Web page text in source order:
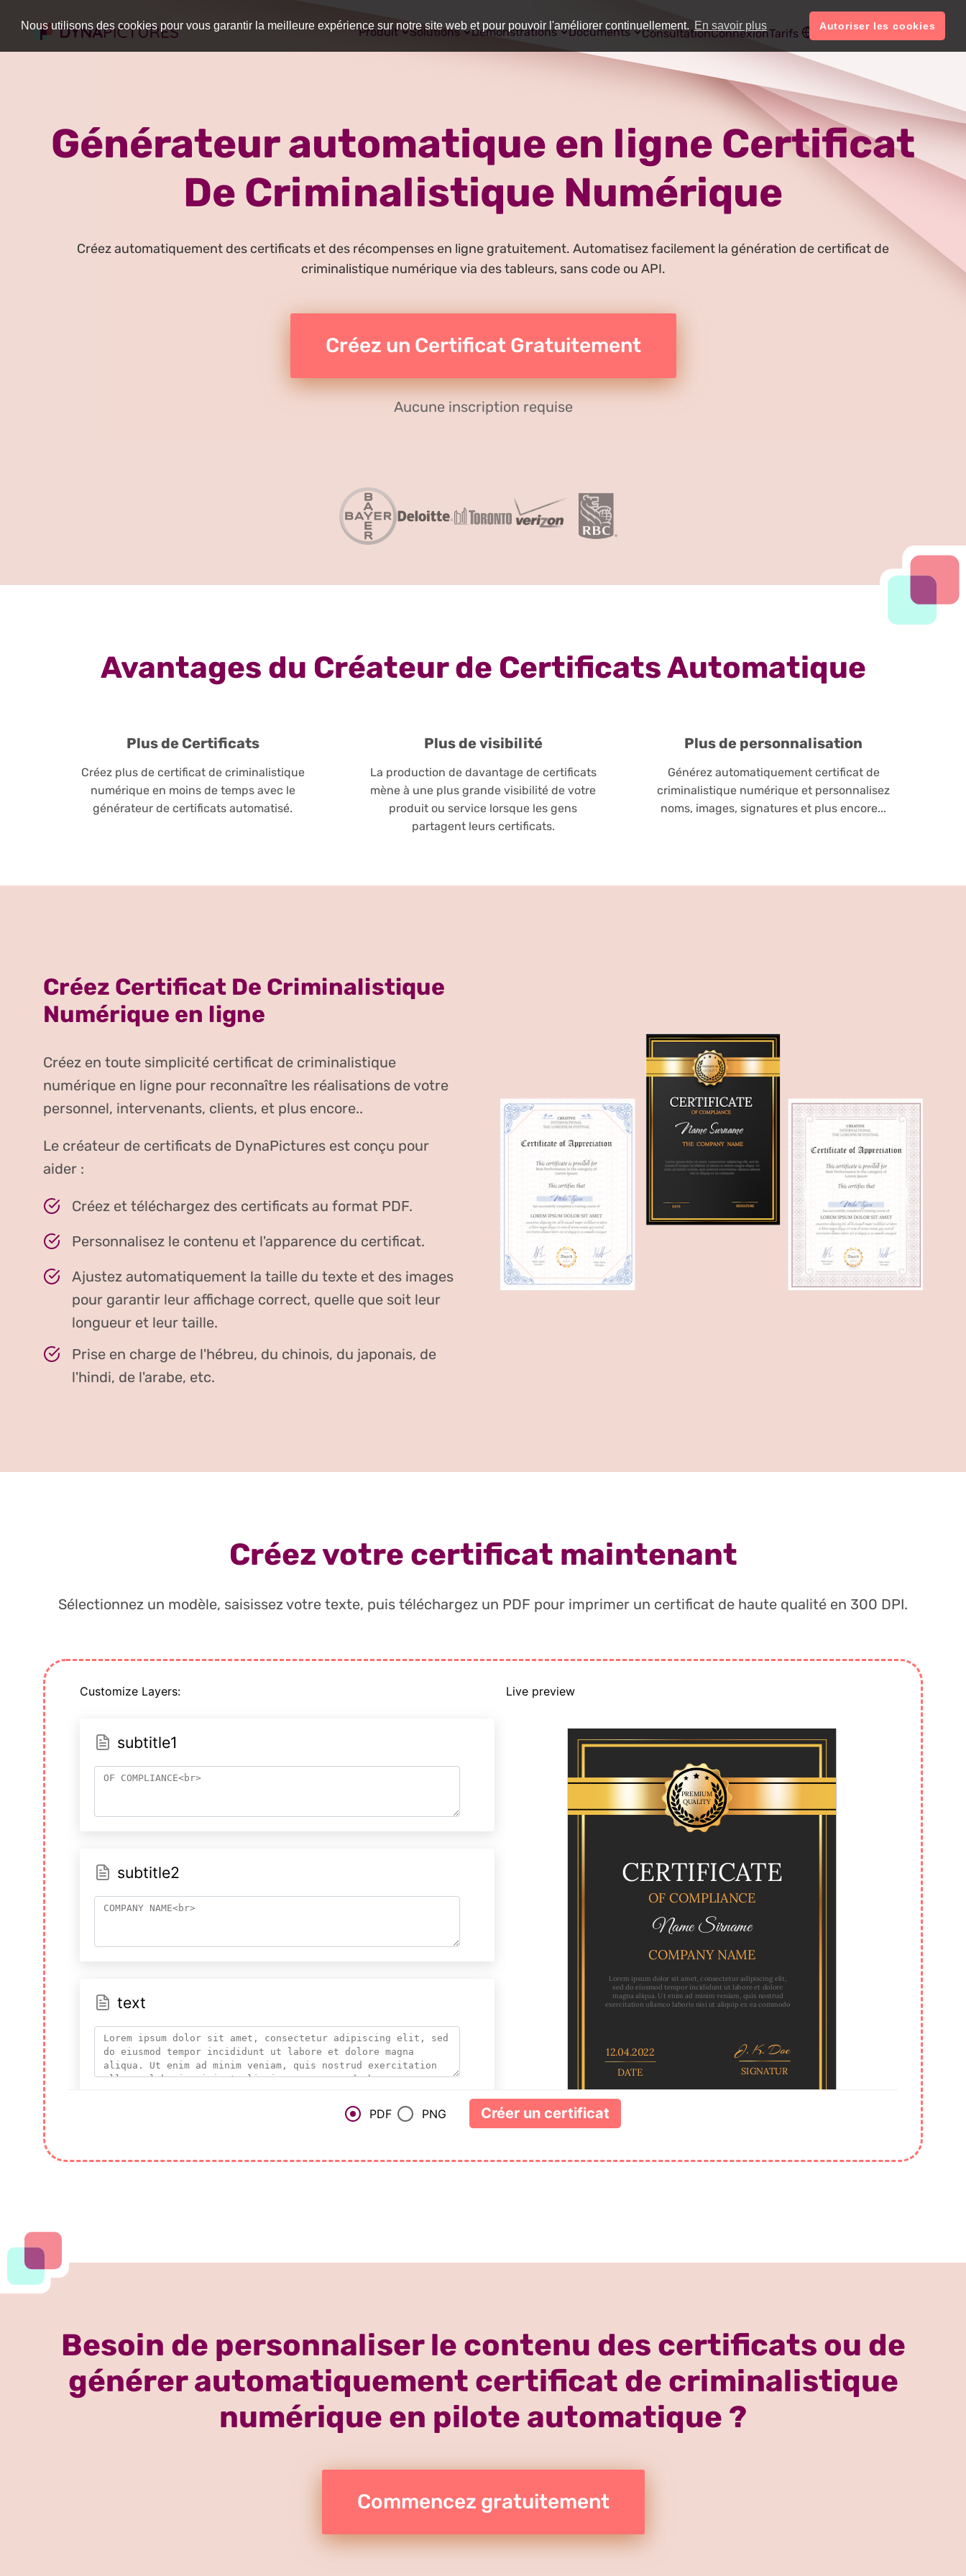
Nous utilisons des cookies pour vous garantir la meilleure expérience sur notre site web et pour pouvoir l'améliorer continuellement. En savoir plus Autoriser les cookies
Produit Solutions Démonstrations Documents ConsultationConnexionTarifs Français Compte
Générateur automatique en ligne Certificat
De Criminalistique Numérique
Créez automatiquement des certificats et des récompenses en ligne gratuitement. Automatisez facilement la génération de certificat de
criminalistique numérique via des tableurs, sans code ou API.
Créez un Certificat Gratuitement
Aucune inscription requise
Avantages du Créateur de Certificats Automatique
Plus de Certificats
Créez plus de certificat de criminalistique
numérique en moins de temps avec le
générateur de certificats automatisé.
Plus de visibilité
La production de davantage de certificats
mène à une plus grande visibilité de votre
produit ou service lorsque les gens
partagent leurs certificats.
Plus de personnalisation
Générez automatiquement certificat de
criminalistique numérique et personnalisez
noms, images, signatures et plus encore...
Créez Certificat De Criminalistique
Numérique en ligne
Créez en toute simplicité certificat de criminalistique
numérique en ligne pour reconnaître les réalisations de votre
personnel, intervenants, clients, et plus encore..
Le créateur de certificats de DynaPictures est conçu pour
aider :
Créez et téléchargez des certificats au format PDF.
Personnalisez le contenu et l'apparence du certificat.
Ajustez automatiquement la taille du texte et des images
pour garantir leur affichage correct, quelle que soit leur
longueur et leur taille.
Prise en charge de l'hébreu, du chinois, du japonais, de
l'hindi, de l'arabe, etc.
Créez votre certificat maintenant
Sélectionnez un modèle, saisissez votre texte, puis téléchargez un PDF pour imprimer un certificat de haute qualité en 300 DPI.
Besoin de personnaliser le contenu des certificats ou de
générer automatiquement certificat de criminalistique
numérique en pilote automatique ?
Commencez gratuitement